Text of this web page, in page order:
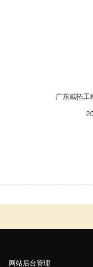
广东威拓工
网站后台管理